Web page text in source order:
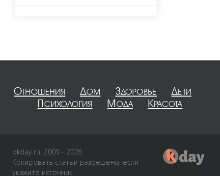
Отношения Дом Здоровье
Дети
Психология
Мода Красота
okday.ru, 2009 - 2026
Копировать статьи разрешено, если
укажите источник